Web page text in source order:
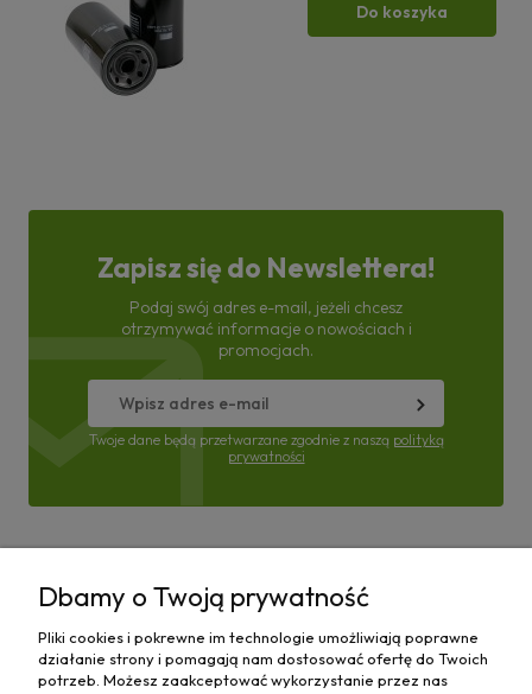
Do koszyka
Zapisz się do Newslettera!
Podaj swój adres e-mail, jeżeli chcesz
otrzymywać informacje o nowościach i
promocjach.
Twoje dane będą przetwarzane zgodnie z naszą polityką
prywatności
Moje konto
Płatności i dostawa
Dbamy o Twoją prywatność
Pliki cookies i pokrewne im technologie umożliwiają poprawne
działanie strony i pomagają nam dostosować ofertę do Twoich
potrzeb. Możesz zaakceptować wykorzystanie przez nas